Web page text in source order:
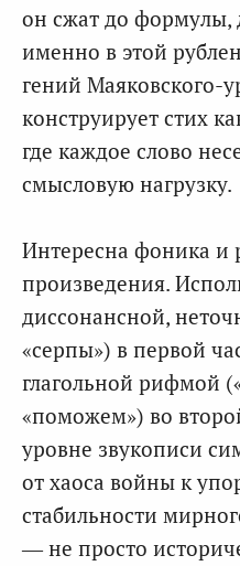
он сжат до формулы,
именно в этой
гений Маяковского-
конструирует стих
где каждое слово
смысловую нагрузку.
Интересна фоника и
произведения.
диссонансной,
«серпы») в первой
глагольной рифмой
«поможем») во
уровне звукописи
от хаоса войны к
стабильности
— не просто